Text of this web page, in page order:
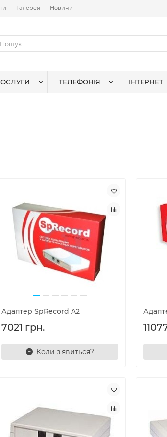
Галерея Новини
ТЕЛЕФОНІЯ ІНТЕРНЕТ
Адаптер SpRecord A2
7021 грн.
Коли з'явиться?